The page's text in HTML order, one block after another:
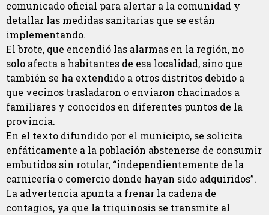
comunicado oficial para alertar a la comunidad y
detallar las medidas sanitarias que se están
implementando.
El brote, que encendió las alarmas en la región, no
solo afecta a habitantes de esa localidad, sino que
también se ha extendido a otros distritos debido a
que vecinos trasladaron o enviaron chacinados a
familiares y conocidos en diferentes puntos de la
provincia.
En el texto difundido por el municipio, se solicita
enfáticamente a la población abstenerse de consumir
embutidos sin rotular, “independientemente de la
carnicería o comercio donde hayan sido adquiridos”.
La advertencia apunta a frenar la cadena de
contagios, ya que la triquinosis se transmite al